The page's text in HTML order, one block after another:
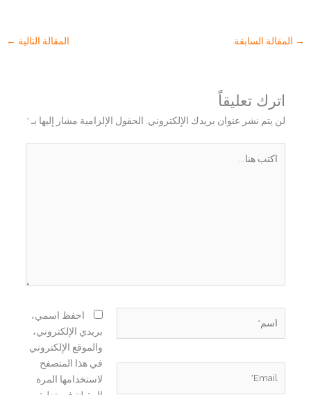
→ المقالة السابقة المقالة التالية ←
اترك تعليقاً
لن يتم نشر عنوان بريدك الإلكتروني. الحقول الإلزامية مشار إليها بـ *
احفظ اسمي،
بريدي الإلكتروني،
والموقع الإلكتروني
في هذا المتصفح
لاستخدامها المرة